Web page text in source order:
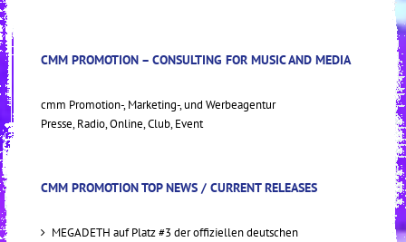
CMM PROMOTION – CONSULTING FOR MUSIC AND MEDIA
cmm Promotion-, Marketing-, und Werbeagentur
Presse, Radio, Online, Club, Event
CMM PROMOTION TOP NEWS / CURRENT RELEASES
MEGADETH auf Platz #3 der offiziellen deutschen